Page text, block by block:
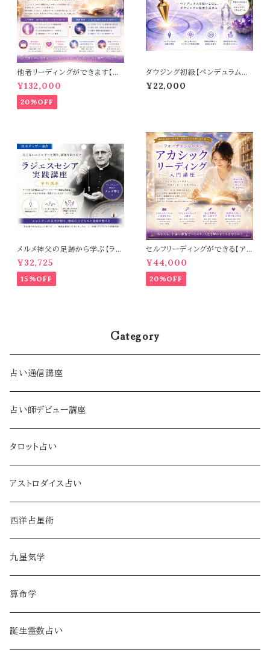
他者リーディングができます【ア
カシックリーディング入門＋基礎
講座】DVD3枚プレゼント中！
¥132,000
20%OFF
ダウジング初級【ペンデュラム講
座】
¥22,000
メルメ神父の足跡から学ぶ【ラジ
エスセシア実践コース】
¥32,725
15%OFF
セルフリーディングができる【ア
カシックリーディング入門講座】
¥44,000
20%OFF
Category
占い通信講座
占い師デビュー講座
タロット占い
アストロダイス占い
西洋占星術
九星気学
算命学
誕生霊数占い